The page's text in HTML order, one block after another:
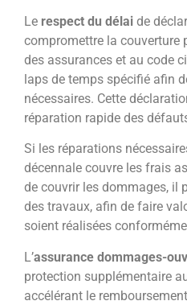
Le respect du délai de
compromettre la couverture
des assurances et au code
laps de temps spécifié afin
nécessaires. Cette
réparation rapide des
Si les réparations
décennale couvre les frais
de couvrir les dommages, il
des travaux, afin de faire
soient réalisées
L’assurance dommages-
protection supplémentaire
accélérant le